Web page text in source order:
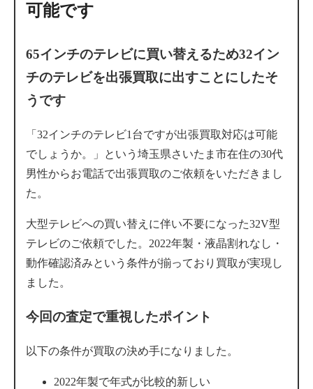
可能です
65インチのテレビに買い替えるため32イン
チのテレビを出張買取に出すことにしたそ
うです
「32インチのテレビ1台ですが出張買取対応は可能
でしょうか。」という埼玉県さいたま市在住の30代
男性からお電話で出張買取のご依頼をいただきまし
た。
大型テレビへの買い替えに伴い不要になった32V型
テレビのご依頼でした。2022年製・液晶割れなし・
動作確認済みという条件が揃っており買取が実現し
ました。
今回の査定で重視したポイント
以下の条件が買取の決め手になりました。
2022年製で年式が比較的新しい